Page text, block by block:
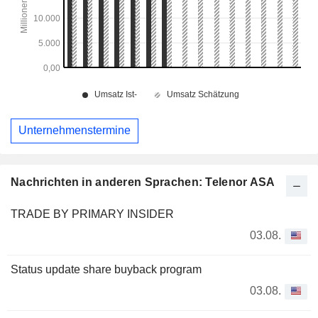
Nachrichten in anderen Sprachen: Telenor ASA
TRADE BY PRIMARY INSIDER
03.08.
Status update share buyback program
03.08.
Unternehmenstermine